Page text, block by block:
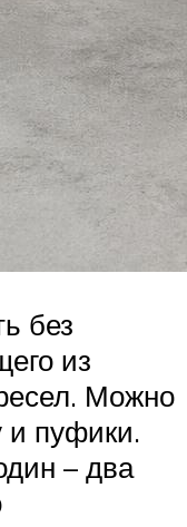
без
из
Можно
и пуфики.
– два